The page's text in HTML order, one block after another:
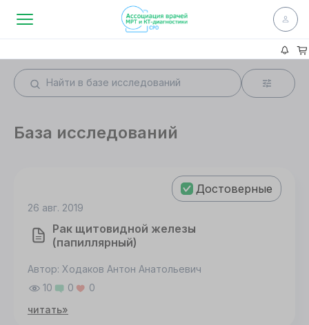
База исследований
Достоверные
26 авг. 2019
Рак щитовидной железы
(папиллярный)
Автор: Ходаков Антон Анатольевич
10
0
0
читать»